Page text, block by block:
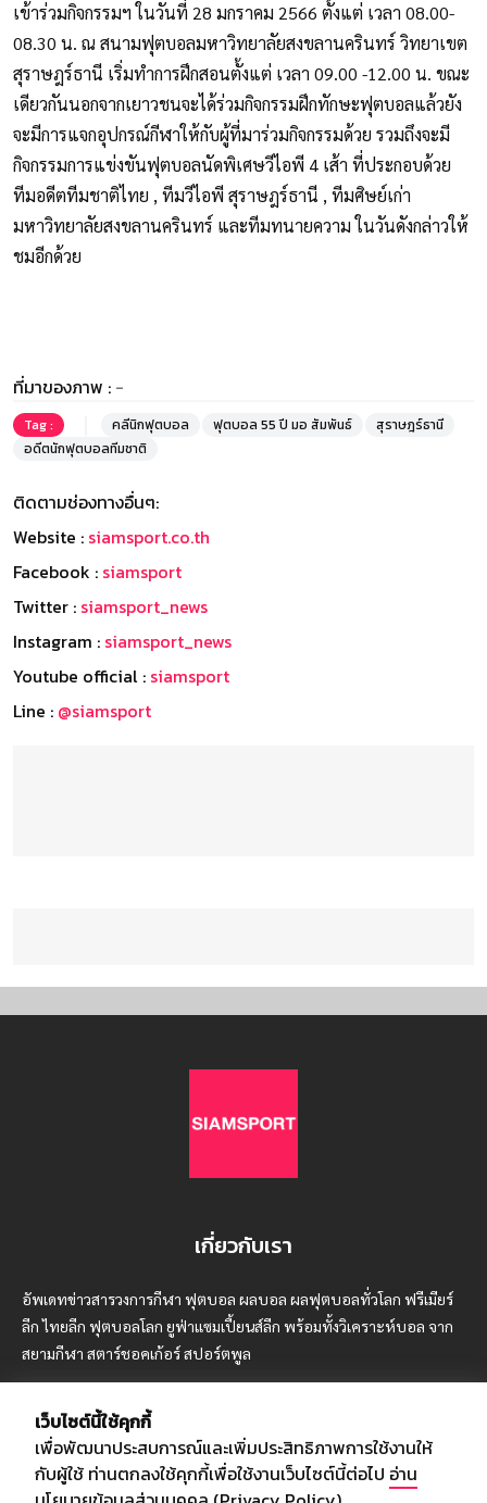
เข้าร่วมกิจกรรมฯ ในวันที่ 28 มกราคม 2566 ตั้งแต่ เวลา 08.00-
08.30 น. ณ สนามฟุตบอลมหาวิทยาลัยสงขลานครินทร์ วิทยาเขต
สุราษฎร์ธานี เริ่มทำการฝึกสอนตั้งแต่ เวลา 09.00 -12.00 น. ขณะ
เดียวกันนอกจากเยาวชนจะได้ร่วมกิจกรรมฝึกทักษะฟุตบอลแล้วยัง
จะมีการแจกอุปกรณ์กีฬาให้กับผู้ที่มาร่วมกิจกรรมด้วย รวมถึงจะมี
กิจกรรมการแข่งขันฟุตบอลนัดพิเศษวีไอพี 4 เส้า ที่ประกอบด้วย
ทีมอดีตทีมชาติไทย , ทีมวีไอพี สุราษฎร์ธานี , ทีมศิษย์เก่า
มหาวิทยาลัยสงขลานครินทร์ และทีมทนายความ ในวันดังกล่าวให้
ชมอีกด้วย
ที่มาของภาพ : -
Tag : คลีนิกฟุตบอล ฟุตบอล 55 ปี มอ สัมพันธ์
สุราษฎร์ธานี
อดีตนักฟุตบอลทีมชาติ
ติดตามช่องทางอื่นๆ:
Website : siamsport.co.th
Facebook : siamsport
Twitter : siamsport_news
Instagram : siamsport_news
Youtube official : siamsport
Line : @siamsport
เกี่ยวกับเรา
อัพเดทข่าวสารวงการกีฬา ฟุตบอล ผลบอล ผลฟุตบอลทั่วโลก ฟรีเมียร์
ลีก ไทยลีก ฟุตบอลโลก ยูฟ่าแซมเปี้ยนส์ลีก พร้อมทั้งวิเคราะห์บอล จาก
สยามกีฬา สตาร์ชอคเก้อร์ สปอร์ตพูล
บริษัท สยามสปอร์ต ซินติเคท จำกัด (มหาชน)
เลขที่ 66/26 - 29 ซอยรามอินทรา 40
เว็บไซต์นี้ใช้คุกกี้
เพื่อพัฒนาประสบการณ์และเพิ่มประสิทธิภาพการใช้งานให้
กับผู้ใช้ ท่านตกลงใช้คุกกี้เพื่อใช้งานเว็บไซต์นี้ต่อไป อ่าน